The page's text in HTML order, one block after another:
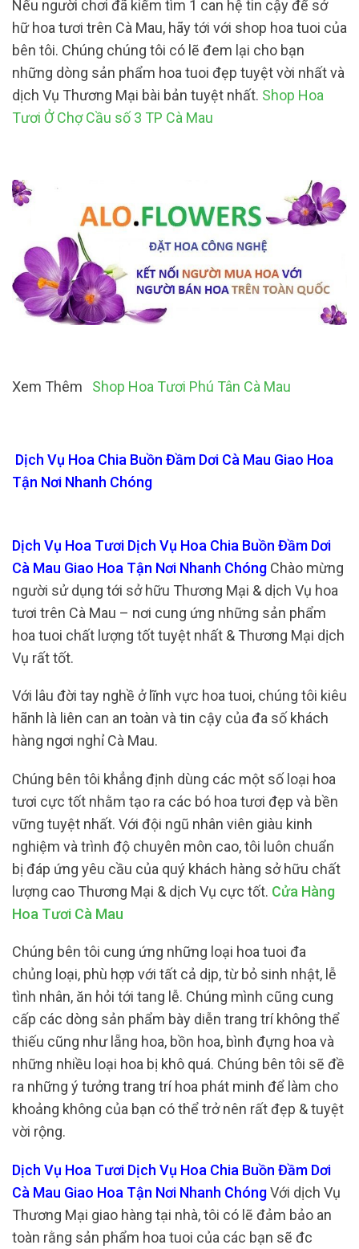
Nếu người chơi đã kiếm tìm 1 can hệ tin cậy để sở
hữ hoa tươi trên Cà Mau, hãy tới với shop hoa tuoi của
bên tôi. Chúng chúng tôi có lẽ đem lại cho bạn
những dòng sản phẩm hoa tuoi đẹp tuyệt vời nhất và
dịch Vụ Thương Mại bài bản tuyệt nhất. Shop Hoa
Tươi Ở Chợ Cầu số 3 TP Cà Mau
Xem Thêm Shop Hoa Tươi Phú Tân Cà Mau
Dịch Vụ Hoa Chia Buồn Đầm Dơi Cà Mau Giao Hoa
Tận Nơi Nhanh Chóng
Dịch Vụ Hoa Tươi Dịch Vụ Hoa Chia Buồn Đầm Dơi
Cà Mau Giao Hoa Tận Nơi Nhanh Chóng Chào mừng
người sử dụng tới sở hữu Thương Mại & dịch Vụ hoa
tươi trên Cà Mau – nơi cung ứng những sản phẩm
hoa tuoi chất lượng tốt tuyệt nhất & Thương Mại dịch
Vụ rất tốt.
Với lâu đời tay nghề ở lĩnh vực hoa tuoi, chúng tôi kiêu
hãnh là liên can an toàn và tin cậy của đa số khách
hàng ngơi nghỉ Cà Mau.
Chúng bên tôi khẳng định dùng các một số loại hoa
tươi cực tốt nhằm tạo ra các bó hoa tươi đẹp và bền
vững tuyệt nhất. Với đội ngũ nhân viên giàu kinh
nghiệm và trình độ chuyên môn cao, tôi luôn chuẩn
bị đáp ứng yêu cầu của quý khách hàng sở hữu chất
lượng cao Thương Mại & dịch Vụ cực tốt. Cửa Hàng
Hoa Tươi Cà Mau
Chúng bên tôi cung ứng những loại hoa tuoi đa
chủng loại, phù hợp với tất cả dịp, từ bỏ sinh nhật, lễ
tình nhân, ăn hỏi tới tang lễ. Chúng mình cũng cung
cấp các dòng sản phẩm bày diễn trang trí không thể
thiếu cũng như lẵng hoa, bồn hoa, bình đựng hoa và
những nhiều loại hoa bị khô quá. Chúng bên tôi sẽ đề
ra những ý tưởng trang trí hoa phát minh để làm cho
khoảng không của bạn có thể trở nên rất đẹp & tuyệt
vời rộng.
Dịch Vụ Hoa Tươi Dịch Vụ Hoa Chia Buồn Đầm Dơi
Cà Mau Giao Hoa Tận Nơi Nhanh ChóngVới dịch Vụ
Thương Mại giao hàng tại nhà, tôi có lẽ đảm bảo an
toàn rằng sản phẩm hoa tuoi của các bạn sẽ đc